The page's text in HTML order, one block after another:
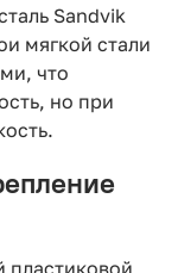
Sandvik
мягкой стали
что
но при
пластиковой